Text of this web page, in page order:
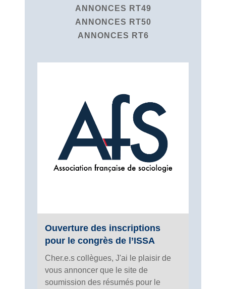
ANNONCES RT49
ANNONCES RT50
ANNONCES RT6
Ouverture des inscriptions
pour le congrès de l’ISSA
Cher.e.s collègues, J'ai le plaisir de
vous annoncer que le site de
soumission des résumés pour le